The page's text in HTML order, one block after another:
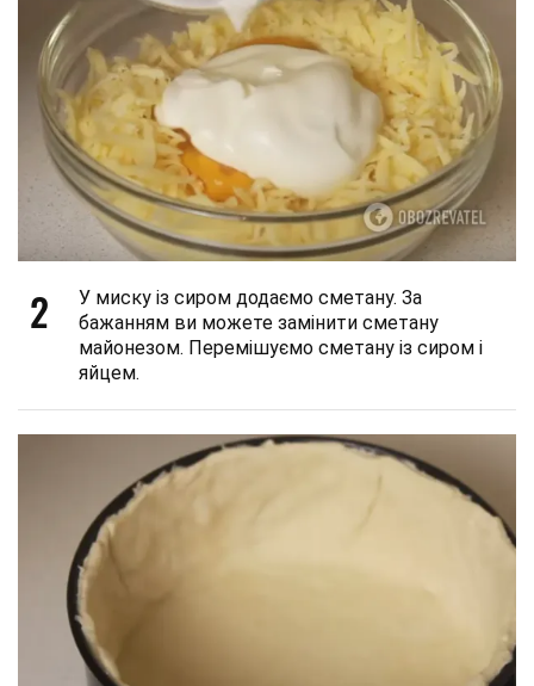
2
У миску із сиром додаємо сметану. За
бажанням ви можете замінити сметану
майонезом. Перемішуємо сметану із сиром і
яйцем.